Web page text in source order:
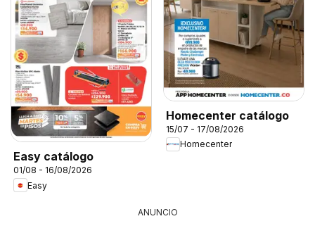
Easy catálogo
01/08 - 16/08/2026
Easy
Homecenter catálogo
15/07 - 17/08/2026
Homecenter
ANUNCIO